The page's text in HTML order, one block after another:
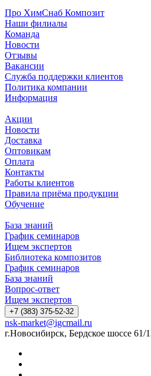
Про ХимСнаб Композит
Наши филиалы
Команда
Новости
Отзывы
Вакансии
Служба поддержки клиентов
Политика компании
Информация
Акции
Новости
Доставка
Оптовикам
Оплата
Контакты
Работы клиентов
Правила приёма продукции
Обучение
База знаний
График семинаров
Ищем экспертов
Библиотека композитов
График семинаров
База знаний
Вопрос-ответ
Ищем экспертов
+7 (383) 375-52-32
nsk-market@igcmail.ru
г.Новосибирск, Бердское шоссе 61/